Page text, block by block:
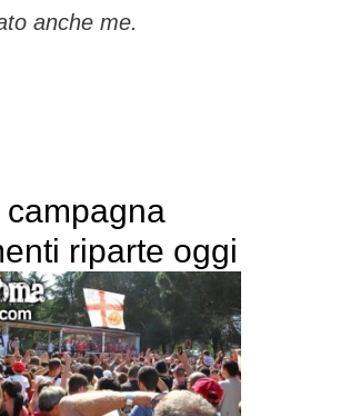
anche me.
riparte oggi